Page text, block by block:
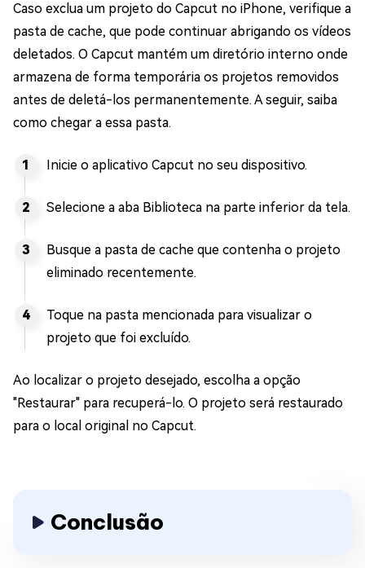
Caso exclua um projeto do Capcut no iPhone, verifique a
pasta de cache, que pode continuar abrigando os vídeos
deletados. O Capcut mantém um diretório interno onde
armazena de forma temporária os projetos removidos
antes de deletá-los permanentemente. A seguir, saiba
como chegar a essa pasta.
Inicie o aplicativo Capcut no seu dispositivo.
Selecione a aba Biblioteca na parte inferior da tela.
Busque a pasta de cache que contenha o projeto
eliminado recentemente.
Toque na pasta mencionada para visualizar o
projeto que foi excluído.
Ao localizar o projeto desejado, escolha a opção
"Restaurar" para recuperá-lo. O projeto será restaurado
para o local original no Capcut.
Conclusão